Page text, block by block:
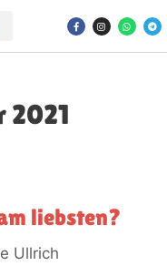
2021
liebsten?
Ullrich